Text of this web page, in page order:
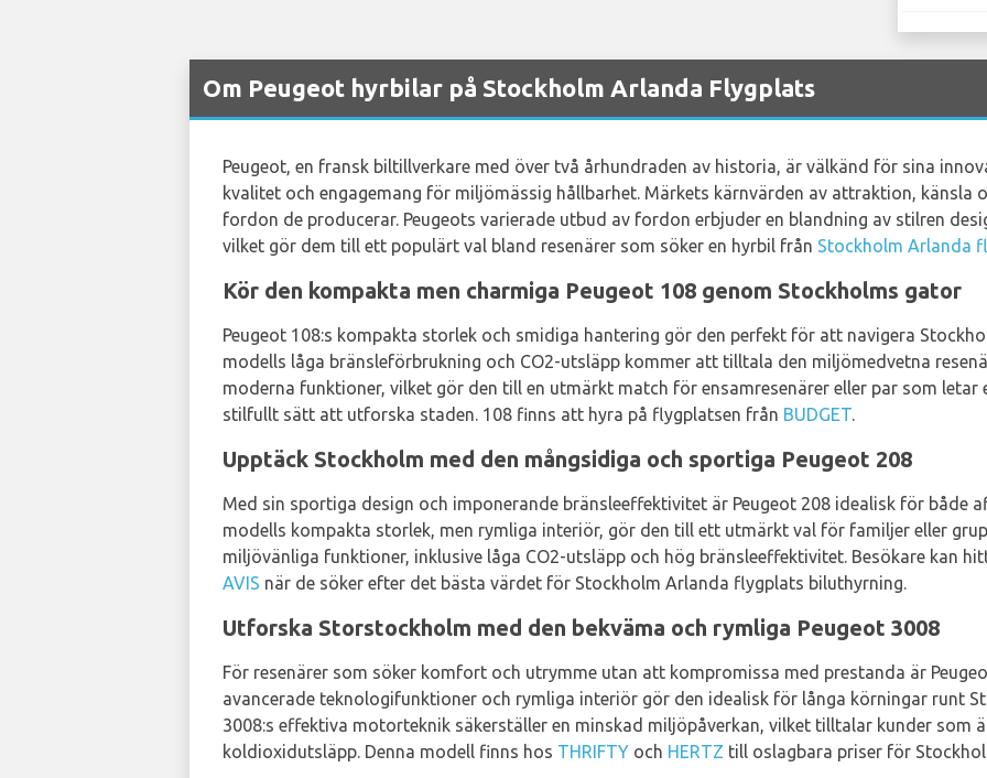
Om Peugeot hyrbilar på Stockholm Arlanda Flygplats
Peugeot, en fransk biltillverkare med över två århundraden av historia, är välkänd för sina
kvalitet och engagemang för miljömässig hållbarhet. Märkets kärnvärden av attraktion, känsla
fordon de producerar. Peugeots varierade utbud av fordon erbjuder en blandning av stilren
vilket gör dem till ett populärt val bland resenärer som söker en hyrbil från Stockholm Arlanda
Kör den kompakta men charmiga Peugeot 108 genom Stockholms gator
Peugeot 108:s kompakta storlek och smidiga hantering gör den perfekt för att navigera
modells låga bränsleförbrukning och CO2-utsläpp kommer att tilltala den miljömedvetna
moderna funktioner, vilket gör den till en utmärkt match för ensamresenärer eller par som
stilfullt sätt att utforska staden. 108 finns att hyra på flygplatsen från BUDGET.
Upptäck Stockholm med den mångsidiga och sportiga Peugeot 208
Med sin sportiga design och imponerande bränsleeffektivitet är Peugeot 208 idealisk för både
modells kompakta storlek, men rymliga interiör, gör den till ett utmärkt val för familjer eller
miljövänliga funktioner, inklusive låga CO2-utsläpp och hög bränsleeffektivitet. Besökare kan
AVIS när de söker efter det bästa värdet för Stockholm Arlanda flygplats biluthyrning.
Utforska Storstockholm med den bekväma och rymliga Peugeot 3008
För resenärer som söker komfort och utrymme utan att kompromissa med prestanda är
avancerade teknologifunktioner och rymliga interiör gör den idealisk för långa körningar runt
3008:s effektiva motorteknik säkerställer en minskad miljöpåverkan, vilket tilltalar kunder som
koldioxidutsläpp. Denna modell finns hos THRIFTY och HERTZ till oslagbara priser för